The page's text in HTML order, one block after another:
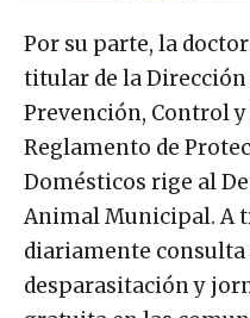
Por su parte, la
titular de la
Prevención, Control y
Reglamento de
Domésticos rige al
Animal Municipal. A
diariamente consulta
desparasitación y